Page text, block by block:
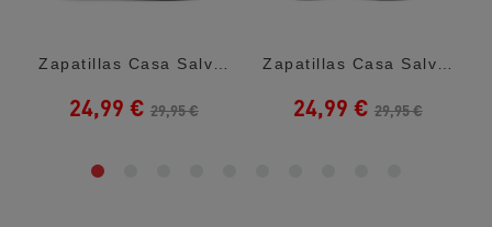
24,99 € 29,95 € 24,99 € 29,95 €